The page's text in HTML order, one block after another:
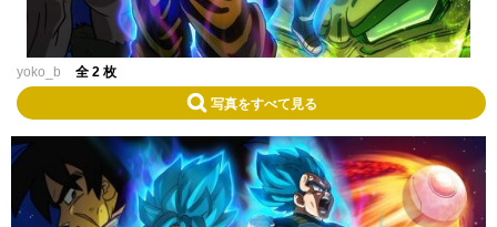
yoko_b 全 2 枚
写真をすべて見る